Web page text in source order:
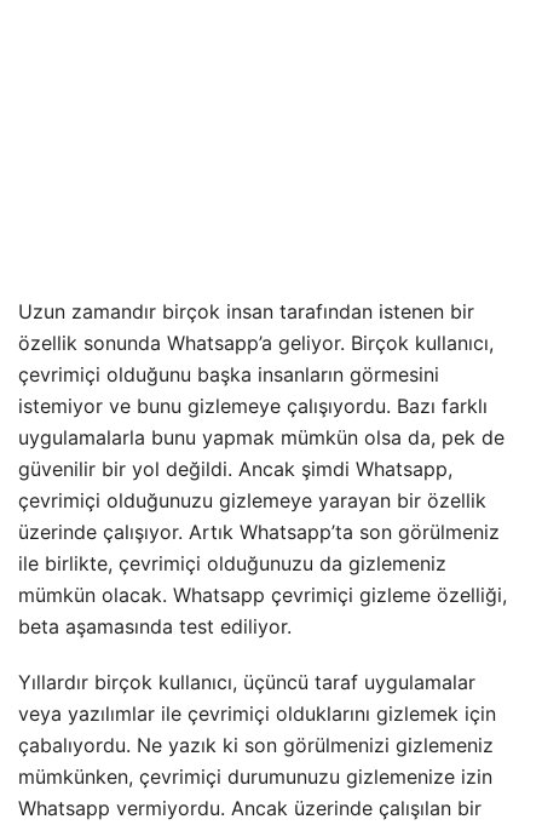
Uzun zamandır birçok insan tarafından istenen bir
özellik sonunda Whatsapp’a geliyor. Birçok kullanıcı,
çevrimiçi olduğunu başka insanların görmesini
istemiyor ve bunu gizlemeye çalışıyordu. Bazı farklı
uygulamalarla bunu yapmak mümkün olsa da, pek de
güvenilir bir yol değildi. Ancak şimdi Whatsapp,
çevrimiçi olduğunuzu gizlemeye yarayan bir özellik
üzerinde çalışıyor. Artık Whatsapp’ta son görülmeniz
ile birlikte, çevrimiçi olduğunuzu da gizlemeniz
mümkün olacak. Whatsapp çevrimiçi gizleme özelliği,
beta aşamasında test ediliyor.
Yıllardır birçok kullanıcı, üçüncü taraf uygulamalar
veya yazılımlar ile çevrimiçi olduklarını gizlemek için
çabalıyordu. Ne yazık ki son görülmenizi gizlemeniz
mümkünken, çevrimiçi durumunuzu gizlemenize izin
Whatsapp vermiyordu. Ancak üzerinde çalışılan bir